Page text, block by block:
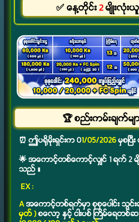
✅ ေန႔တိုင္း2မ်ိဳးလုံးယူ
🏆 စည္းကမ္းခ်က္မ်ာ
⏰ ဤပ႐ိုမိုးရွင္းက 01/05/2026မွစၿပီ
🌟 အေကာင့္တစ္ေကာင့္လွ်င္ 1 ရက္ 2 မ်ိဳ
သည္ ။
EX :
Aအေကာင့္တစ္ရက္မွာ စုစုေပါင္း သြင္း
မွတ္ )စေလာ့ ႏွင့္ ငါးပစ္ ႀကိမ္ေရတစ္ဆ